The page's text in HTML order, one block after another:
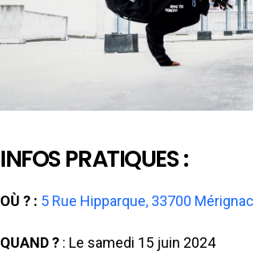
INFOS PRATIQUES :
OÙ ? : 5 Rue Hipparque, 33700 Mérignac
QUAND ? : Le samedi 15 juin 2024